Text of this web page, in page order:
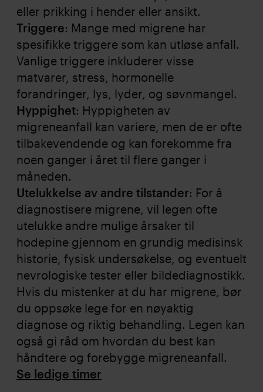
eller prikking i hender eller ansikt.
Triggere: Mange med migrene har
spesifikke triggere som kan utløse anfall.
Vanlige triggere inkluderer visse
matvarer, stress, hormonelle
forandringer, lys, lyder, og søvnmangel.
Hyppighet: Hyppigheten av
migreneanfall kan variere, men de er ofte
tilbakevendende og kan forekomme fra
noen ganger i året til flere ganger i
måneden.
Utelukkelse av andre tilstander: For å
diagnostisere migrene, vil legen ofte
utelukke andre mulige årsaker til
hodepine gjennom en grundig medisinsk
historie, fysisk undersøkelse, og eventuelt
nevrologiske tester eller bildediagnostikk.
Hvis du mistenker at du har migrene, bør
du oppsøke lege for en nøyaktig
diagnose og riktig behandling. Legen kan
også gi råd om hvordan du best kan
håndtere og forebygge migreneanfall.
Se ledige timer